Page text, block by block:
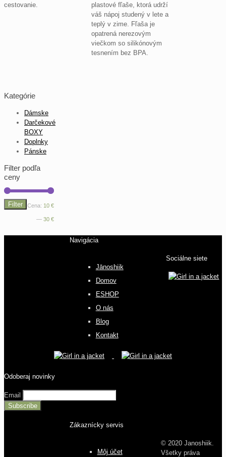
cestovanie.
plastové fľaše, ktorá udrží
váš nápoj studený v lete a
teplý v zime. Fľaša je
opatrená nerezovým
viečkom so silikónovým
tesnením bez BPA.
Kategórie
Dámske
Darčekové
BOXY
Doplnky
Pánske
Filter podľa
ceny
Minimálna
cena
Maximálna
cena
Filter Cena: 10 €
—30 €
Navigácia
Jānoshiik
Domov
ESHOP
O nás
Blog
Kontakt
Sociálne siete
Odoberaj novinky
Email
Zákaznícky servis
Môj účet
© 2020 Janoshiik.
Všetky práva